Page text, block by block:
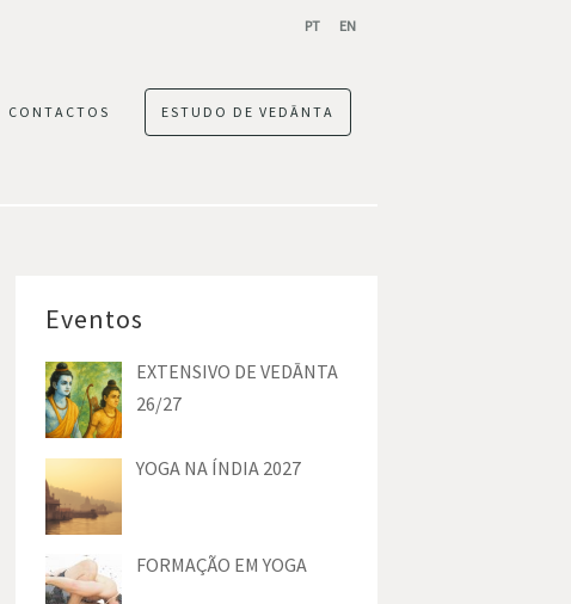
PT EN
CONTACTOS ESTUDO DE VEDĀNTA
Eventos
EXTENSIVO DE VEDĀNTA
26/27
YOGA NA ÍNDIA 2027
FORMAÇÃO EM YOGA